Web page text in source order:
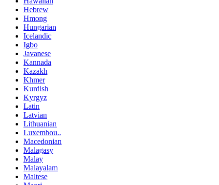
Hebrew
Hmong
Hungarian
Icelandic
Igbo
Javanese
Kannada
Kazakh
Khmer
Kurdish
Kyrgyz
Latin
Latvian
Lithuanian
Luxembou..
Macedonian
Malagasy
Malay
Malayalam
Maltese